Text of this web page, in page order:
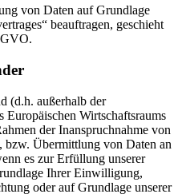
von Daten auf Grundlage
beauftragen, geschieht
(d.h. außerhalb der
Wirtschaftsraums
der Inanspruchnahme von
Übermittlung von Daten an
es zur Erfüllung unserer
Ihrer Einwilligung,
oder auf Grundlage unserer